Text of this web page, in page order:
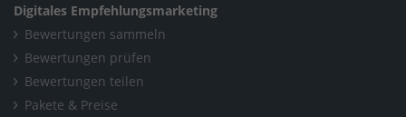
Digitales Empfehlungsmarketing
Bewertungen sammeln
Bewertungen prüfen
Bewertungen teilen
Pakete & Preise